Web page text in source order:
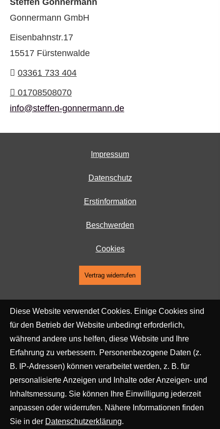
Steffen Gonnermann
Gonnermann GmbH
Eisenbahnstr.17
15517 Fürstenwalde
03361 733 404
01708508070
info@steffen-gonnermann.de
Impressum
Datenschutz
Erstinformation
Beschwerden
Cookies
Vertrag widerrufen
Diese Website verwendet Cookies. Einige Cookies sind
für den Betrieb der Website unbedingt erforderlich,
während andere uns helfen, diese Website und Ihre
Erfahrung zu verbessern. Personenbezogene Daten (z.
B. IP-Adressen) können verarbeitet werden, z. B. für
personalisierte Anzeigen und Inhalte oder Anzeigen- und
Inhaltsmessung. Sie können Ihre Einwilligung jederzeit
anpassen oder widerrufen. Nähere Informationen finden
Sie in der Datenschutzerklärung.